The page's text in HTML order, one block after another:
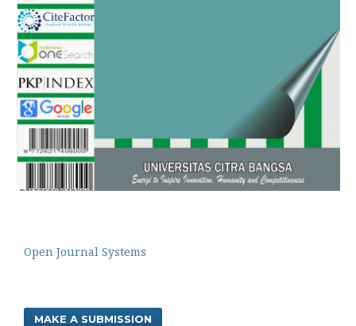
Open Journal Systems
MAKE A SUBMISSION